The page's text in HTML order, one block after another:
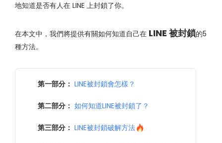
地知道是否有人在 LINE 上封鎖了你。
在本文中，我們將提供有關如何知道自己在 LINE 被封鎖的5
種方法。
第一部分： LINE被封鎖會怎樣？
第二部分： 如何知道LINE被封鎖了？
第三部分： LINE被封鎖破解方法